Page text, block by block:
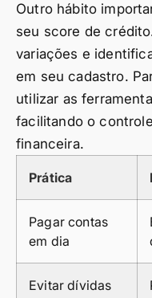
Outro hábito
seu score de
variações e
em seu cadastro.
utilizar as
facilitando o
financeira.
Prática
Pagar contas
em dia
Evitar dívidas